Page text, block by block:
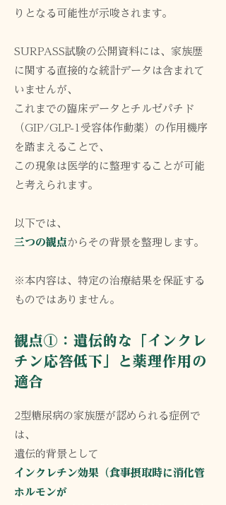
りとなる可能性が示唆されます。
SURPASS試験の公開資料には、家族歴
に関する直接的な統計データは含まれて
いませんが、
これまでの臨床データとチルゼパチド
（GIP/GLP-1受容体作動薬）の作用機序
を踏まえることで、
この現象は医学的に整理することが可能
と考えられます。
以下では、
三つの観点からその背景を整理します。
※本内容は、特定の治療結果を保証する
ものではありません。
観点①：遺伝的な「インクレ
チン応答低下」と薬理作用の
適合
2型糖尿病の家族歴が認められる症例で
は、
遺伝的背景として
インクレチン効果（食事摂取時に消化管
ホルモンが